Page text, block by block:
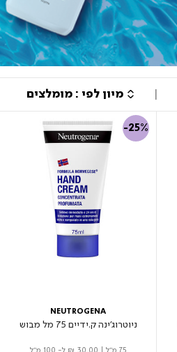
-25%
NEUTROGENA
ניוטרוג'ינה ק.ידיים 75 מל מבוש